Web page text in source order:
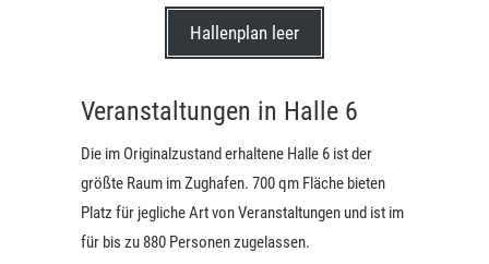
Hallenplan leer
Veranstaltungen in Halle 6
Die im Originalzustand erhaltene Halle 6 ist der
größte Raum im Zughafen. 700 qm Fläche bieten
Platz für jegliche Art von Veranstaltungen und ist im
für bis zu 880 Personen zugelassen.